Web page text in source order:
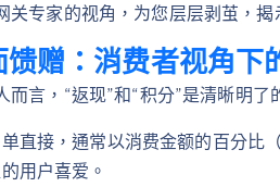
关专家的视角，为您层层剥茧，
赠：消费者视角下
而言，“返现”和“积分”是清晰明了
单直接，通常以消费金额的百分比
用户喜爱。